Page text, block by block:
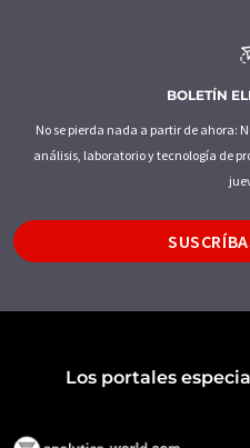
BOLETÍN
No se pierda nada a partir de ahora:
análisis, laboratorio y tecnología de
Los portales